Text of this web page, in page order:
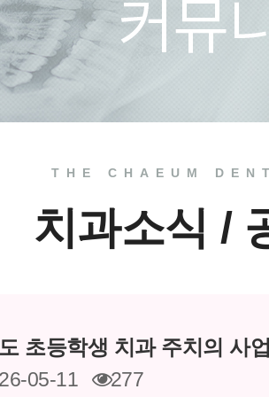
치료 전
THE CHAEUM
치과소식 /
초등학생 치과 주치의 사
05-11 277